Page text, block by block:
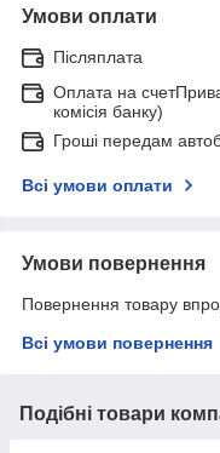
Умови оплати
Післяплата
Оплата на
комісія банку)
Гроші передам
Всі умови оплати
Умови повернення
Повернення товару
Всі умови повернення
Подібні товари